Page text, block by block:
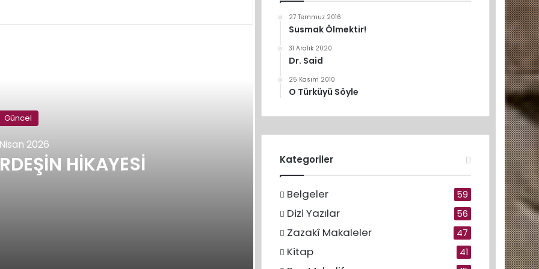
Güncel
2026
HİKAYESİ
27 Temmuz 2016
Susmak Ölmektir!
31 Aralık 2020
Dr. Said
25 Kasım 2010
O Türküyü Söyle
Kategoriler
Belgeler 59
Dizi Yazılar 56
Zazakî Makaleler 47
Kitap 41